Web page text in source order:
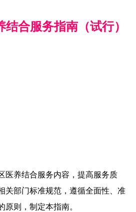
合服务指南（试行）
医养结合服务内容，提高服务质
关部门标准规范，遵循全面性、准
原则，制定本指南。